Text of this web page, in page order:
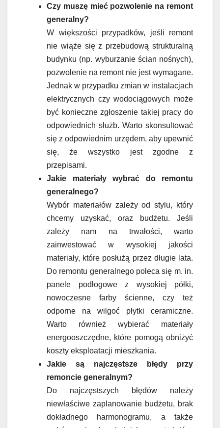
Czy muszę mieć pozwolenie na remont
generalny?
W większości przypadków, jeśli remont
nie wiąże się z przebudową strukturalną
budynku (np. wyburzanie ścian nośnych),
pozwolenie na remont nie jest wymagane.
Jednak w przypadku zmian w instalacjach
elektrycznych czy wodociągowych może
być konieczne zgłoszenie takiej pracy do
odpowiednich służb. Warto skonsultować
się z odpowiednim urzędem, aby upewnić
się, że wszystko jest zgodne z
przepisami.
Jakie materiały wybrać do remontu
generalnego?
Wybór materiałów zależy od stylu, który
chcemy uzyskać, oraz budżetu. Jeśli
zależy nam na trwałości, warto
zainwestować w wysokiej jakości
materiały, które posłużą przez długie lata.
Do remontu generalnego poleca się m. in.
panele podłogowe z wysokiej półki,
nowoczesne farby ścienne, czy też
odporne na wilgoć płytki ceramiczne.
Warto również wybierać materiały
energooszczędne, które pomogą obniżyć
koszty eksploatacji mieszkania.
Jakie są najczęstsze błędy przy
remoncie generalnym?
Do najczęstszych błędów należy
niewłaściwe zaplanowanie budżetu, brak
dokładnego harmonogramu, a także